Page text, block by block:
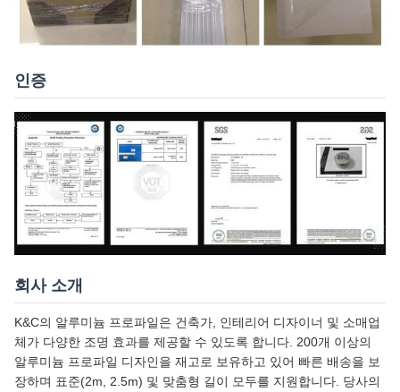
인증
회사 소개
K&C의 알루미늄 프로파일은 건축가, 인테리어 디자이너 및 소매업
체가 다양한 조명 효과를 제공할 수 있도록 합니다. 200개 이상의
알루미늄 프로파일 디자인을 재고로 보유하고 있어 빠른 배송을 보
장하며 표준(2m, 2.5m) 및 맞춤형 길이 모두를 지원합니다. 당사의